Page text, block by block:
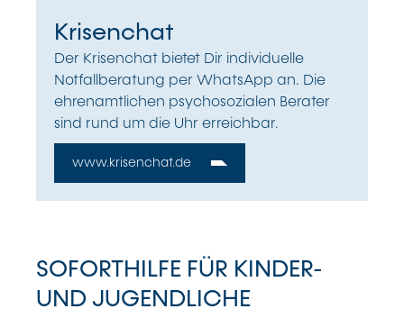
Krisenchat
Der Krisenchat bietet Dir individuelle
Notfallberatung per WhatsApp an. Die
ehrenamtlichen psychosozialen Berater
sind rund um die Uhr erreichbar.
www.krisenchat.de
SOFORTHILFE FÜR KINDER-
UND JUGENDLICHE